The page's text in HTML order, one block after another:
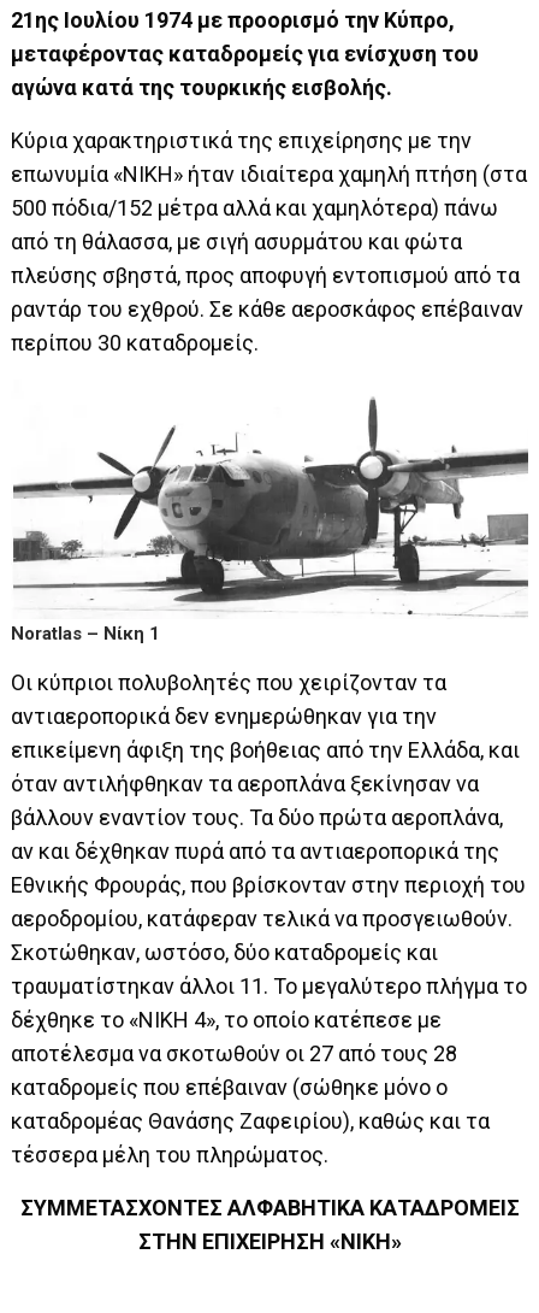
21ης Ιουλίου 1974 με προορισμό την Κύπρο,
μεταφέροντας καταδρομείς για ενίσχυση του
αγώνα κατά της τουρκικής εισβολής.
Κύρια χαρακτηριστικά της επιχείρησης με την
επωνυμία «ΝΙΚΗ» ήταν ιδιαίτερα χαμηλή πτήση (στα
500 πόδια/152 μέτρα αλλά και χαμηλότερα) πάνω
από τη θάλασσα, με σιγή ασυρμάτου και φώτα
πλεύσης σβηστά, προς αποφυγή εντοπισμού από τα
ραντάρ του εχθρού. Σε κάθε αεροσκάφος επέβαιναν
περίπου 30 καταδρομείς.
Noratlas – Νίκη 1
Οι κύπριοι πολυβολητές που χειρίζονταν τα
αντιαεροπορικά δεν ενημερώθηκαν για την
επικείμενη άφιξη της βοήθειας από την Ελλάδα, και
όταν αντιλήφθηκαν τα αεροπλάνα ξεκίνησαν να
βάλλουν εναντίον τους. Τα δύο πρώτα αεροπλάνα,
αν και δέχθηκαν πυρά από τα αντιαεροπορικά της
Εθνικής Φρουράς, που βρίσκονταν στην περιοχή του
αεροδρομίου, κατάφεραν τελικά να προσγειωθούν.
Σκοτώθηκαν, ωστόσο, δύο καταδρομείς και
τραυματίστηκαν άλλοι 11. Το μεγαλύτερο πλήγμα το
δέχθηκε το «ΝΙΚΗ 4», το οποίο κατέπεσε με
αποτέλεσμα να σκοτωθούν οι 27 από τους 28
καταδρομείς που επέβαιναν (σώθηκε μόνο ο
καταδρομέας Θανάσης Ζαφειρίου), καθώς και τα
τέσσερα μέλη του πληρώματος.
ΣΥΜΜΕΤΑΣΧΟΝΤΕΣ ΑΛΦΑΒΗΤΙΚΑ ΚΑΤΑΔΡΟΜΕΙΣ
ΣΤΗΝ ΕΠΙΧΕΙΡΗΣΗ «ΝΙΚΗ»